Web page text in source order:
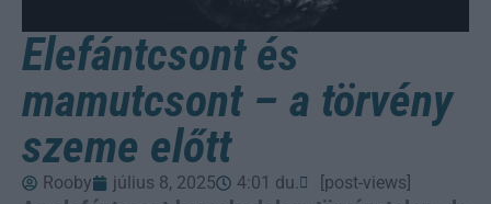
Elefántcsont és
mamutcsont – a törvény
szeme előtt
Rooby július 8, 2025 4:01 du. [post-views]